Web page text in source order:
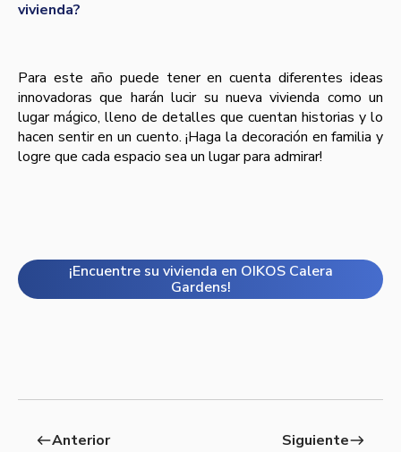
vivienda?
Para este año puede tener en cuenta diferentes ideas
innovadoras que harán lucir su nueva vivienda como un
lugar mágico, lleno de detalles que cuentan historias y lo
hacen sentir en un cuento. ¡Haga la decoración en familia y
logre que cada espacio sea un lugar para admirar!
¡Encuentre su vivienda en OIKOS Calera
Gardens!
westAnterior Siguienteeast